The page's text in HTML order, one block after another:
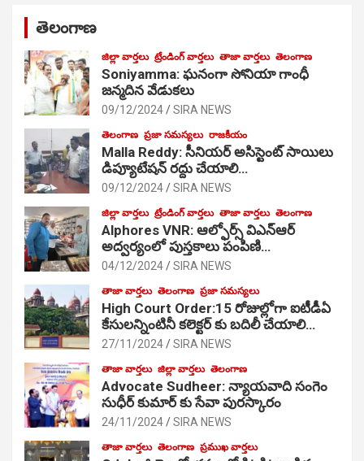
తెలంగాణ
జిల్లా వార్తలు ట్రేండింగ్ వార్తలు తాజా వార్తలు తెలంగాణ
Soniyamma: ఘ‌నంగా సోనియా గాంధీ
జ‌న్మ‌దిన వేడుక‌లు
09/12/2024 SIRA NEWS
తెలంగాణ ప్రజా సమస్యలు రాజకీయం
Malla Reddy: సీనియర్ అసిస్టెంట్ సాయిలు
డిప్యూటేషన్ రద్దు చేయాలి…
09/12/2024 SIRA NEWS
జిల్లా వార్తలు ట్రేండింగ్ వార్తలు తాజా వార్తలు తెలంగాణ
Alphores VNR: ఆల్ఫోర్స్ విఎన్ఆర్
అద్వర్యంలో పుస్తకాలు పంపిణి…
04/12/2024 SIRA NEWS
తాజా వార్తలు తెలంగాణ ప్రజా సమస్యలు
High Court Order:15 రోజుల్లోగా ఐటీడీఏ
కేసులన్నింటినీ కలెక్టర్ కు బదిలీ చేయాలి…
27/11/2024 SIRA NEWS
తాజా వార్తలు జిల్లా వార్తలు తెలంగాణ
Advocate Sudheer: న్యాయవాది సంగెం
సుధీర్ కుమార్ కు సేవా పురస్కారం
24/11/2024 SIRA NEWS
తాజా వార్తలు తెలంగాణ ప్రముఖ వార్తలు